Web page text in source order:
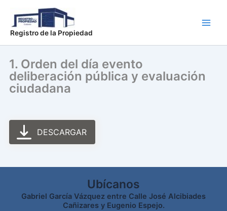
contenido
Registro de la Propiedad
1. Orden del día evento
deliberación pública y evaluación
ciudadana
DESCARGAR
Ubícanos
Gabriel García Vázquez entre Calle José Alcibiades
Cañizares y Eugenio Espejo.